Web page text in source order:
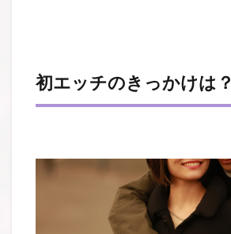
初エッチのきっかけは？